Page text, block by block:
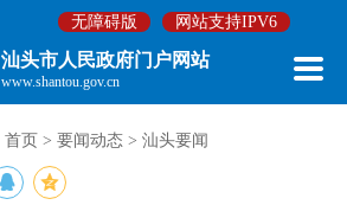
无障碍版 网站支持IPV6
汕头市人民政府门户网站
www.shantou.gov.cn
首页 > 要闻动态 > 汕头要闻